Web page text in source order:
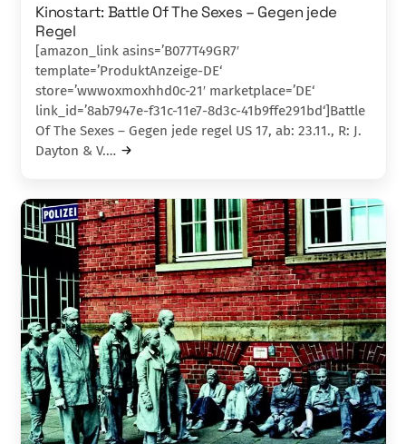
Kinostart: Battle Of The Sexes – Gegen jede
Regel
[amazon_link asins=’B077T49GR7′
template=’ProduktAnzeige-DE‘
store=’wwwoxmoxhhd0c-21′ marketplace=’DE‘
link_id=’8ab7947e-f31c-11e7-8d3c-41b9ffe291bd‘]Battle
Of The Sexes – Gegen jede regel US 17, ab: 23.11., R: J.
Dayton & V.…